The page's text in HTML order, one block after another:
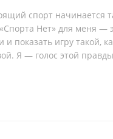
спорт начинается
Нет» для меня —
показать игру такой,
Я — голос этой